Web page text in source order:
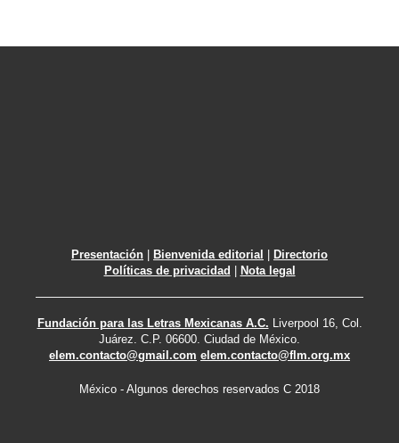
Presentación Bienvenida editorial
Directorio
Políticas de privacidad
Nota legal
Fundación para las Letras Mexicanas A.C. Liverpool 16, Col.
Juárez. C.P. 06600. Ciudad de México.
elem.contacto@gmail.com elem.contacto@flm.org.mx
México - Algunos derechos reservados C 2018